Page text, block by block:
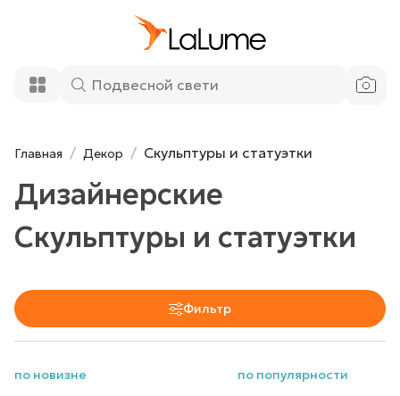
Главная Декор Скульптуры и статуэтки
Дизайнерские
Скульптуры и статуэтки
Фильтр
по новизне по популярности